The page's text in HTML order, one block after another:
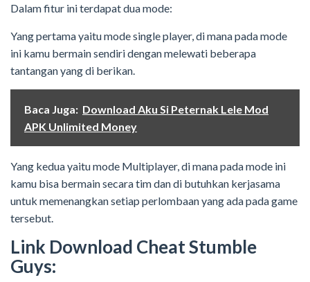
Dalam fitur ini terdapat dua mode:
Yang pertama yaitu mode single player, di mana pada mode
ini kamu bermain sendiri dengan melewati beberapa
tantangan yang di berikan.
Baca Juga: Download Aku Si Peternak Lele Mod
APK Unlimited Money
Yang kedua yaitu mode Multiplayer, di mana pada mode ini
kamu bisa bermain secara tim dan di butuhkan kerjasama
untuk memenangkan setiap perlombaan yang ada pada game
tersebut.
Link Download Cheat Stumble
Guys: